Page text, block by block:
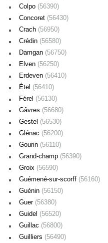
Colpo (56390)
Concoret (56430)
Crach (56950)
Crédin (56580)
Damgan (56750)
Elven (56250)
Erdeven (56410)
Étel (56410)
Férel (56130)
Gâvres (56680)
Gestel (56530)
Glénac (56200)
Gourin (56110)
Grand-champ (56390)
Groix (56590)
Guémené-sur-scorff (56160)
Guénin (56150)
Guer (56380)
Guidel (56520)
Guillac (56800)
Guilliers (56490)